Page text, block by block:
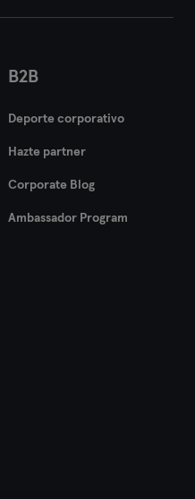
B2B
Deporte corporativo
Hazte partner
Corporate Blog
Ambassador Program